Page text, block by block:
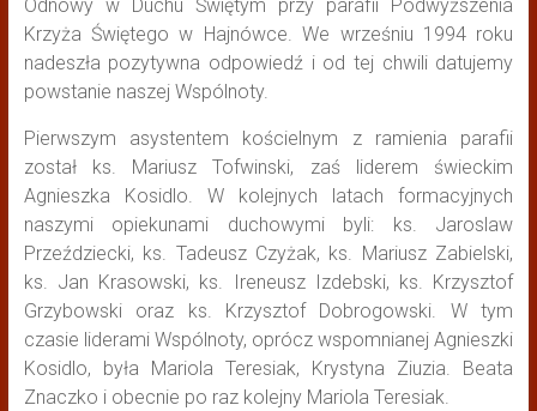
Odnowy w Duchu Świętym przy parafii Podwyższenia
Krzyża Świętego w Hajnówce. We wrześniu 1994 roku
nadeszła pozytywna odpowiedź i od tej chwili datujemy
powstanie naszej Wspólnoty.
Pierwszym asystentem kościelnym z ramienia parafii
został ks. Mariusz Tofwinski, zaś liderem świeckim
Agnieszka Kosidlo. W kolejnych latach formacyjnych
naszymi opiekunami duchowymi byli: ks. Jaroslaw
Przeździecki, ks. Tadeusz Czyżak, ks. Mariusz Zabielski,
ks. Jan Krasowski, ks. Ireneusz Izdebski, ks. Krzysztof
Grzybowski oraz ks. Krzysztof Dobrogowski. W tym
czasie liderami Wspólnoty, oprócz wspomnianej Agnieszki
Kosidlo, była Mariola Teresiak, Krystyna Ziuzia. Beata
Znaczko i obecnie po raz kolejny Mariola Teresiak.